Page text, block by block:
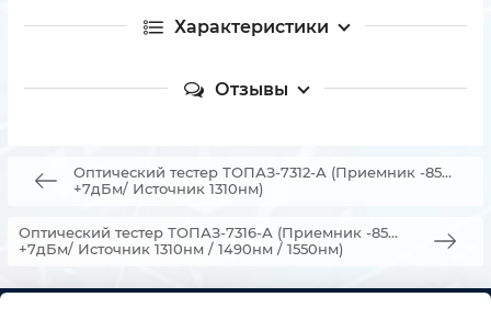
Характеристики
Отзывы
Оптический тестер ТОПАЗ-7312-А (Приемник -85…
+7дБм/ Источник 1310нм)
Оптический тестер ТОПАЗ-7316-А (Приемник -85…
+7дБм/ Источник 1310нм / 1490нм / 1550нм)